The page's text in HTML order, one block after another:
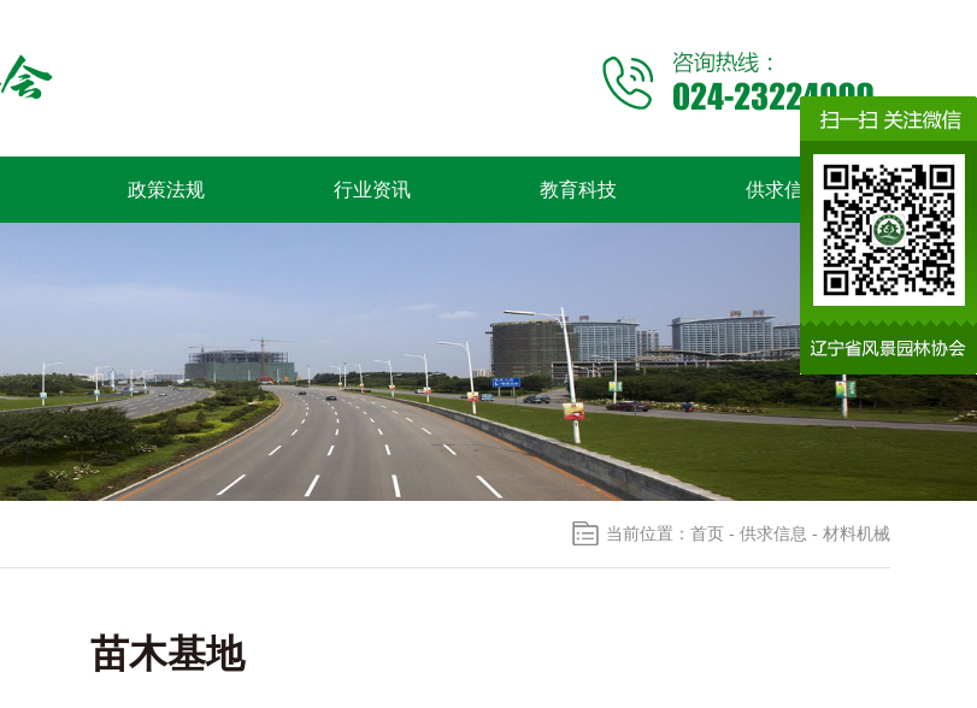
政策法规 行业资讯 教育科技 供求信息
当前位置： 首页 - 供求信息 - 材料机械
苗木基地